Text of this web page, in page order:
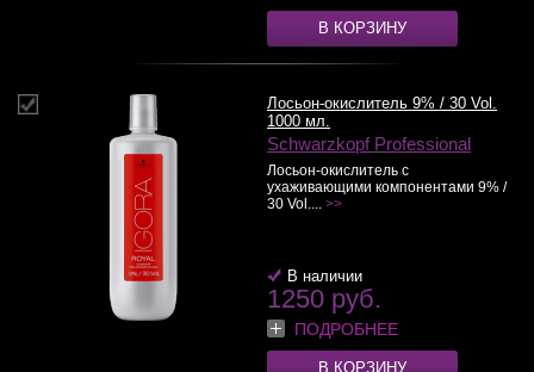
В КОРЗИНУ
Лосьон-окислитель 9% / 30 Vol.
1000 мл.
Schwarzkopf Professional
Лосьон-окислитель с
ухаживающими компонентами 9% /
30 Vol.... >>
В наличии
1250 руб.
ПОДРОБНЕЕ
В КОРЗИНУ